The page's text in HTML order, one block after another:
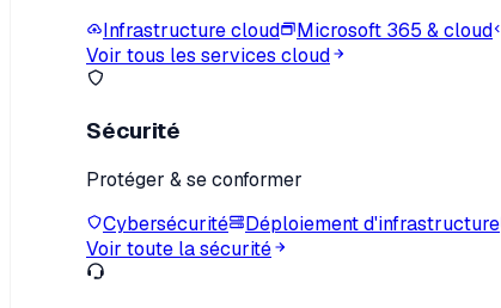
Infrastructure cloud
Microsoft 365 & cloud
Voir tous les services cloud
Sécurité
Protéger & se conformer
Cybersécurité
Déploiement d'infrastructure
Voir toute la sécurité